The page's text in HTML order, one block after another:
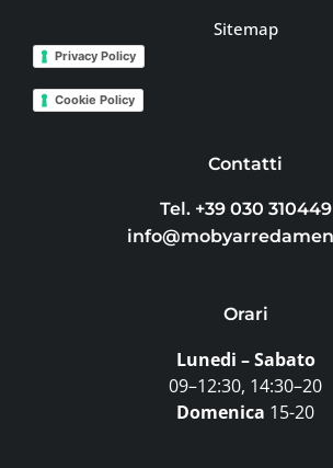
Sitemap
Privacy Policy
Cookie Policy
Contatti
Tel. +39 030 310449
Orari
Lunedi – Sabato
09–12:30, 14:30–20
Domenica 15-20